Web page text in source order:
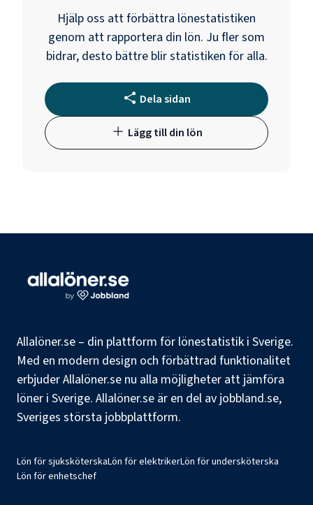
Hjälp oss att förbättra lönestatistiken
genom att rapportera din lön. Ju fler som
bidrar, desto bättre blir statistiken för alla.
Dela sidan
Lägg till din lön
Allalöner.se – din plattform för lönestatistik i Sverige.
Med en modern design och förbättrad funktionalitet
erbjuder Allalöner.se nu alla möjligheter att jämföra
löner i Sverige. Allalöner.se är en del av jobbland.se,
Sveriges största jobbplattform.
Lön för sjuksköterskaLön för elektrikerLön för undersköterska
Lön för enhetschef